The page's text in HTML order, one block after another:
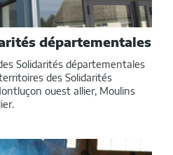
départementales
Solidarités départementales
des Solidarités
ouest allier, Moulins